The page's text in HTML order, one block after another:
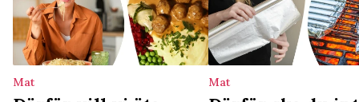
Mat Mat